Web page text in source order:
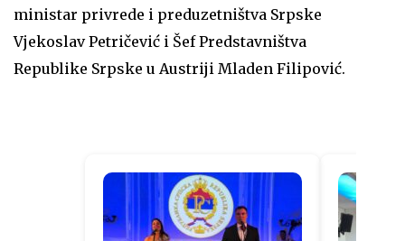
ministar privrede i preduzetništva Srpske
Vjekoslav Petričević i Šef Predstavništva
Republike Srpske u Austriji Mladen Filipović.